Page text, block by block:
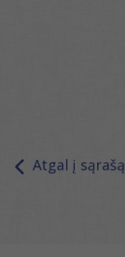
Atgal į sąrašą